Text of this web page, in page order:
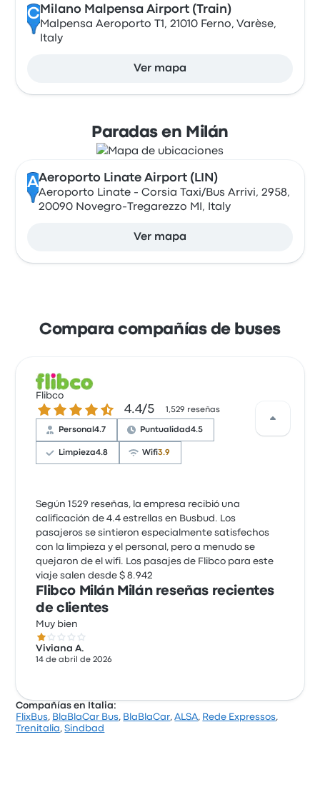
CMilano Malpensa Airport (Train)
Malpensa Aeroporto T1, 21010 Ferno, Varèse,
Italy
Ver mapa
Paradas en Milán
AAeroporto Linate Airport (LIN)
Aeroporto Linate - Corsia Taxi/Bus Arrivi, 2958,
20090 Novegro-Tregarezzo MI, Italy
Ver mapa
Compara compañías de buses
Flibco
4.4 de 5 estrellas4.4/5 1,529 reseñas
Personal4.7 Puntualidad4.5
Limpieza4.8 Wifi3.9
Según 1529 reseñas, la empresa recibió una
calificación de 4.4 estrellas en Busbud. Los
pasajeros se sintieron especialmente satisfechos
con la limpieza y el personal, pero a menudo se
quejaron de el wifi. Los pasajes de Flibco para este
viaje salen desde $ 8.942
Flibco Milán Milán reseñas recientes
de clientes
Muy bien
1.0 de 5 estrellas
Viviana A.
14 de abril de 2026
Compañías en Italia:
FlixBus, BlaBlaCar Bus, BlaBlaCar,ALSA, Rede Expressos,
Trenitalia,Sindbad